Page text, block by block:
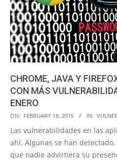
CHROME, JAVA Y
CON MÁS
ENERO
2015-
02-
18
ON: FEBRUARY 18, 2015 IN:
Las vulnerabilidades en las
ahí. Algunas se han
que nadie advirtiera su